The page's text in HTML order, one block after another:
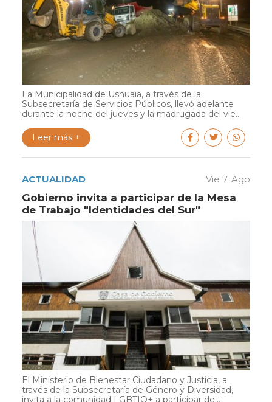
La Municipalidad de Ushuaia, a través de la
Subsecretaría de Servicios Públicos, llevó adelante
durante la noche del jueves y la madrugada del vie...
Leer más +
ACTUALIDAD Vie 7. Ago
Gobierno invita a participar de la Mesa
de Trabajo "Identidades del Sur"
El Ministerio de Bienestar Ciudadano y Justicia, a
través de la Subsecretaría de Género y Diversidad,
invita a la comunidad LGBTIQ+ a participar de...